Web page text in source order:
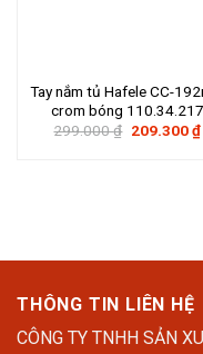
Tay nắm tủ Hafele CC-
crom bóng 110.34.217
299.000₫ Giá
209.300₫
THÔNG TIN LIÊN HỆ
CÔNG TY TNHH SẢN